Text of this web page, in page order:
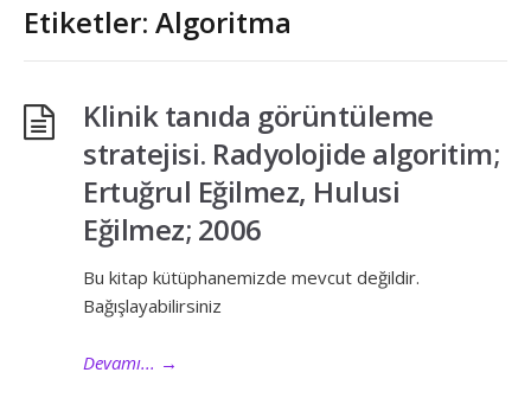
Etiketler: Algoritma
Klinik tanıda görüntüleme
stratejisi. Radyolojide algoritim;
Ertuğrul Eğilmez, Hulusi
Eğilmez; 2006
Bu kitap kütüphanemizde mevcut değildir.
Bağışlayabilirsiniz
Devamı... →